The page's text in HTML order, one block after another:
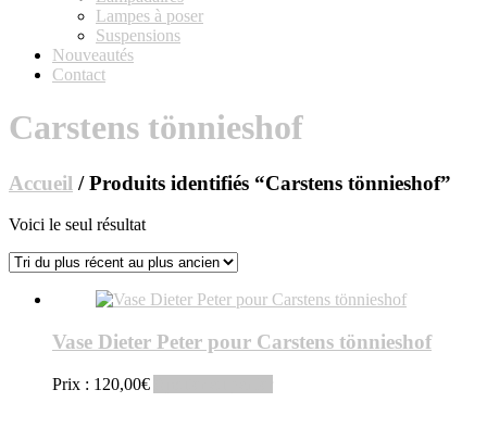
Lampes à poser
Suspensions
Nouveautés
Contact
Carstens tönnieshof
Accueil / Produits identifiés “Carstens tönnieshof”
Voici le seul résultat
Vase Dieter Peter pour Carstens tönnieshof
Prix : 120,00€